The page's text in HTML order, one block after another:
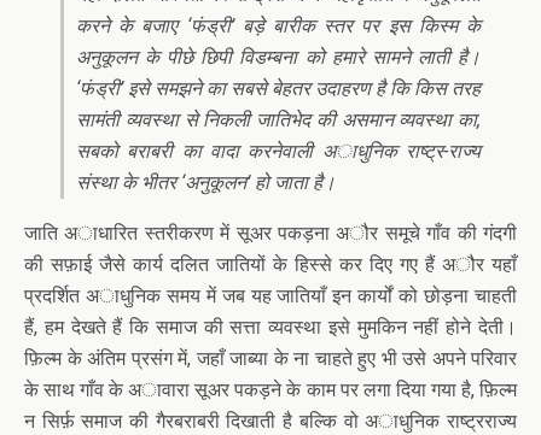
करने के बजाए ‘फंड्री’ बड़े बारीक स्तर पर इस किस्म के
अनुकूलन के पीछे छिपी विडम्बना को हमारे सामने लाती है।
‘फंड्री’ इसे समझने का सबसे बेहतर उदाहरण है कि किस तरह
सामंती व्यवस्था से निकली जातिभेद की असमान व्यवस्था का,
सबको बराबरी का वादा करनेवाली अाधुनिक राष्ट्र-राज्य
संस्था के भीतर ‘अनुकूलन’ हो जाता है।
जाति अाधारित स्तरीकरण में सूअर पकड़ना अौर समूचे गाँव की गंदगी
की सफ़ाई जैसे कार्य दलित जातियों के हिस्से कर दिए गए हैं अौर यहाँ
प्रदर्शित अाधुनिक समय में जब यह जातियाँ इन कार्यों को छोड़ना चाहती
हैं, हम देखते हैं कि समाज की सत्ता व्यवस्था इसे मुमकिन नहीं होने देती।
फ़िल्म के अंतिम प्रसंग में, जहाँ जाब्या के ना चाहते हुए भी उसे अपने परिवार
के साथ गाँव के अावारा सूअर पकड़ने के काम पर लगा दिया गया है, फ़िल्म
न सिर्फ़ समाज की गैरबराबरी दिखाती है बल्कि वो अाधुनिक राष्ट्रराज्य